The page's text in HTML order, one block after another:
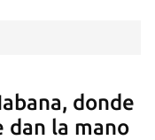
donde
dan la mano